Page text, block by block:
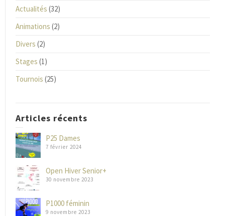
Actualités (32)
Animations (2)
Divers (2)
Stages (1)
Tournois (25)
Articles récents
P25 Dames
7 février 2024
Open Hiver Senior+
30 novembre 2023
P1000 féminin
9 novembre 2023